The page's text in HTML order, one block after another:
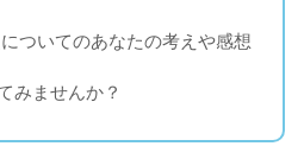
ついてのあなたの考えや感想
みませんか？